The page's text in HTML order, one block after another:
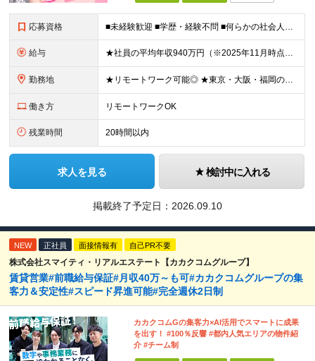
応募資格 ■未経験歓迎 ■学歴・経験不問 ■何らかの社会人経験がある方 ＜こんな方に向いています！＞ ・頑張った分評価されたい方 ・将来役立つ知識を身につけたい方 ・新しいことを学ぶのが好きな方 ・趣味
給与 ★社員の平均年収940万円（※2025年11月時点） ★転職者は全員収入アップを実現 ★入社半年で昇給した実績あり！ 【営業未経験】 月給35万8,000円～（固定残業代含む）＋インセンティブ ＋賞
勤務地 ★リモートワーク可能◎ ★東京・大阪・福岡の3拠点で募集中／ご希望の勤務地で配属します ★転勤なし ＜東京支店＞ 東京都港区三田1丁目4番28号 三田国際ビル2階 ＜大阪本社＞ 大阪府大阪市北区梅
働き方 リモートワークOK
残業時間 20時間以内
求人を見る 検討中に入れる
掲載終了予定日： 2026.09.10
NEW 正社員 面接情報有 自己PR不要
株式会社スマイティ・リアルエステート【カカクコムグループ】
賃貸営業#前職給与保証#月収40万～も可#カカクコムグループの集
客力＆安定性#スピード昇進可能#完全週休2日制
カカクコムGの集客力×AI活用でスマートに成果
を出す！ #100％反響 #都内人気エリアの物件紹
介 #チーム制